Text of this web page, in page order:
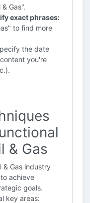
Gas".
exact phrases:
to find more
the date
you're
& Gas
& Gas industry
achieve
goals.
key areas: